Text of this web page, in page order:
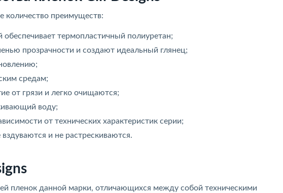
количество преимуществ:
термопластичный полиуретан;
прозрачности и создают идеальный глянец;
средам;
от грязи и легко очищаются;
воду;
от технических характеристик серии;
и не растрескиваются.
пленок данной марки, отличающихся между собой техническими